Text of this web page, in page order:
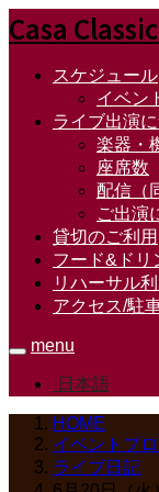
Casa
スケジュール
イベン
ライブ出演
楽器・
座席数
配信（
ご出演
貸切のご利用
フード&ドリ
リハーサル
アクセス/駐
menu
日本語
HOME
イベントブ
ライブ日記